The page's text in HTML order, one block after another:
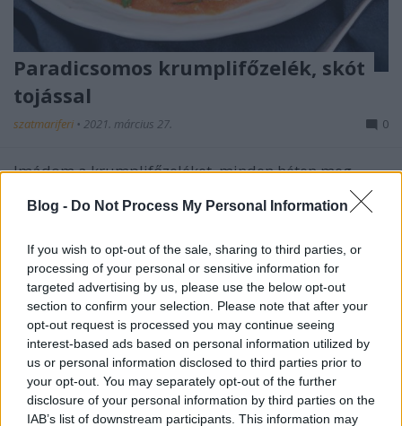
Blog - Do Not Process My Personal Information
If you wish to opt-out of the sale, sharing to third parties, or
processing of your personal or sensitive information for
targeted advertising by us, please use the below opt-out
section to confirm your selection. Please note that after your
opt-out request is processed you may continue seeing
interest-based ads based on personal information utilized by
us or personal information disclosed to third parties prior to
your opt-out. You may separately opt-out of the further
disclosure of your personal information by third parties on the
IAB’s list of downstream participants. This information may
Paradicsomos krumplifőzelék, skót
tojással
szatmariferi • 2021. március 27. 0
Imádom a krumplifőzeléket, minden héten meg
nagyon lehet elrontani. Talán csak azzal lehet ...